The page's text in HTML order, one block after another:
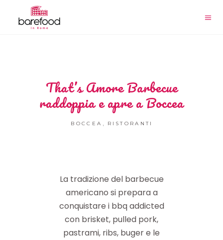
That’s Amore Barbecue
raddoppia e apre a Boccea
BOCCEA RISTORANTI
La tradizione del barbecue
americano si prepara a
conquistare i bbq addicted
con brisket, pulled pork,
pastrami, ribs, buger e le